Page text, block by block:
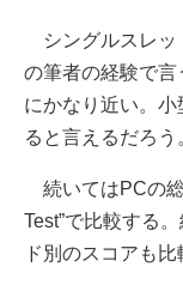
シングルスレッ
の筆者の経験で
にかなり近い。
ると言えるだろう
続いてはPCの
Test”で比較する
ド別のスコアも比